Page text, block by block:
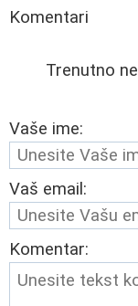
Komentari
Trenutno
Vaše ime:
Vaš email:
Komentar: